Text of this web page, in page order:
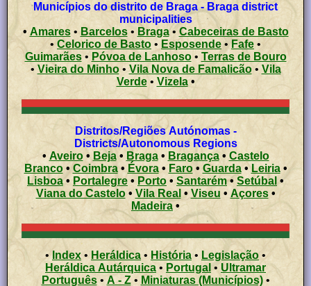
Municípios do distrito de Braga - Braga district
municipalities
• Amares• Barcelos• Braga• Cabeceiras de Basto
•
Celorico de Basto • Esposende • Fafe •
Guimarães• Póvoa de Lanhoso•
Terras de Bouro
• Vieira do Minho• Vila Nova de Famalicão• Vila
Verde• Vizela•
Distritos/Regiões Autónomas -
Districts/Autonomous Regions
• Aveiro• Beja• Braga• Bragança• Castelo
Branco• Coimbra•Évora• Faro• Guarda•Leiria•
Lisboa• Portalegre • Porto • Santarém• Setúbal •
Viana do Castelo• Vila Real • Viseu • Açores •
Madeira •
• Index • Heráldica • História • Legislação •
Heráldica Autárquica • Portugal • Ultramar
Português• A - Z• Miniaturas (Municípios)•